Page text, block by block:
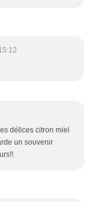
délices citron miel
un souvenir